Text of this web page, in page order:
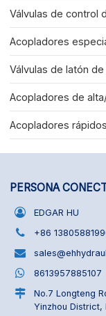
Válvulas de control
Acopladores
Válvulas de latón
Acopladores de
Acopladores
PERSONA
EDGAR HU
+86
8613957885107
No.7 Longteng
Yinzhou District,